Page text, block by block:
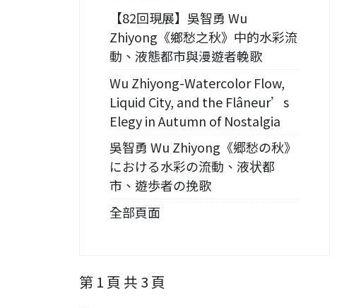
【82回現展】吳智勇 Wu
Zhiyong《鄉愁之秋》中的水彩流
動、液態都市與漫遊者輓歌
Wu Zhiyong-Watercolor Flow,
Liquid City, and the Flâneur’s
Elegy in Autumn of Nostalgia
吳智勇 Wu Zhiyong《郷愁の秋》
における水彩の流動、液状都
市、遊歩者の挽歌
全部頁面
第 1 頁 共 3 頁